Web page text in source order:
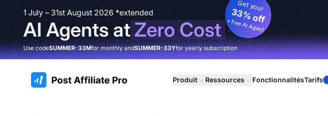
1 July – 31st August 2026 *extended
AI Agents atZero Cost
Get your
33% off
+ free AI Agent
Use codeSUMMER-33Mfor monthly andSUMMER-33Yfor yearly subscription
:site.title Produit Ressources FonctionnalitésTarifs